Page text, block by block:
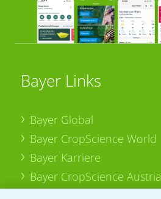
Bayer Links
Bayer Global
Bayer CropScience World
Bayer Karriere
Bayer CropScience Austria